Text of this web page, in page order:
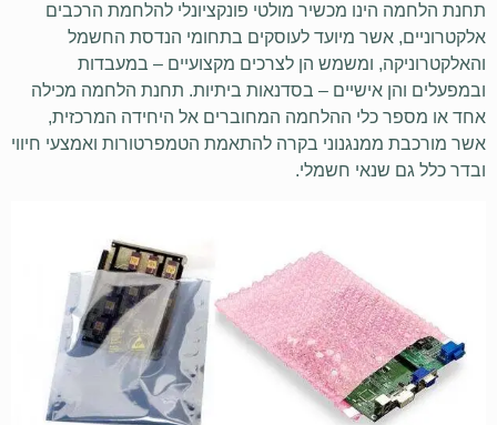
תחנת הלחמה הינו מכשיר מולטי פונקציונלי להלחמת הרכבים
אלקטרוניים, אשר מיועד לעוסקים בתחומי הנדסת החשמל
והאלקטרוניקה, ומשמש הן לצרכים מקצועיים – במעבדות
ובמפעלים והן אישיים – בסדנאות ביתיות. תחנת הלחמה מכילה
אחד או מספר כלי ההלחמה המחוברים אל היחידה המרכזית,
אשר מורכבת ממנגנוני בקרה להתאמת הטמפרטורות ואמצעי חיווי
ובדר כלל גם שנאי חשמלי.